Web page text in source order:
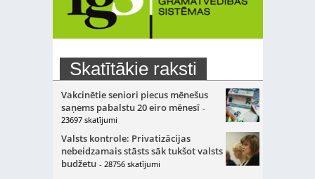
Skatītākie raksti
Vakcinētie seniori piecus mēnešus
saņems pabalstu 20 eiro mēnesī -
23697 skatījumi
Valsts kontrole: Privatizācijas
nebeidzamais stāsts sāk tukšot valsts
budžetu - 28756 skatījumi